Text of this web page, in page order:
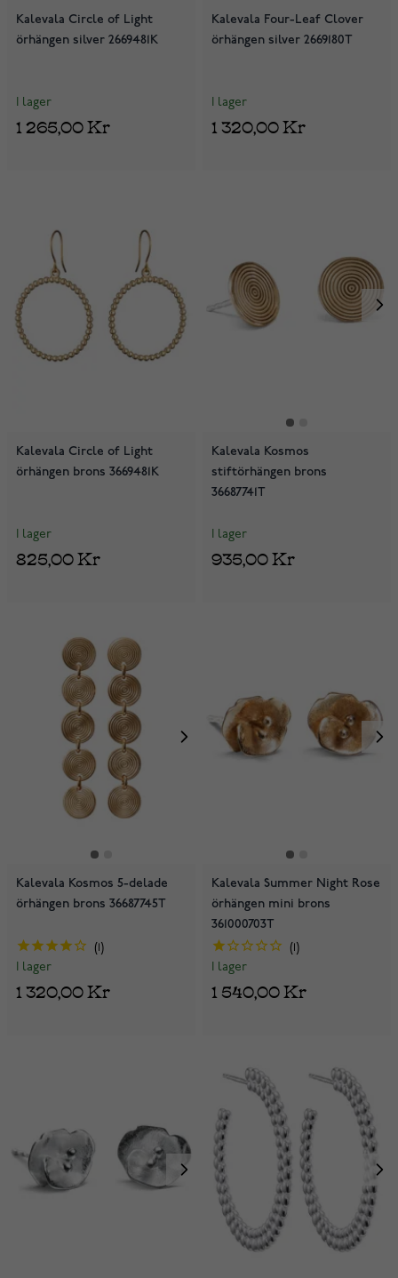
Kalevala Circle of Light
örhängen silver 2669481K
I lager
1 265,00 Kr
Kalevala Four-Leaf Clover
örhängen silver 2669180T
I lager
1 320,00 Kr
Kalevala Circle of Light
örhängen brons 3669481K
I lager
825,00 Kr
Kalevala Kosmos
stiftörhängen brons
36687741T
I lager
935,00 Kr
Kalevala Kosmos 5-delade
örhängen brons 36687745T
I lager
1 320,00 Kr
Kalevala Summer Night Rose
örhängen mini brons
361000703T
I lager
1 540,00 Kr